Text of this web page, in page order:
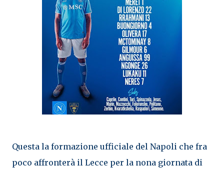
Questa la formazione ufficiale del Napoli che fra
poco affronterà il Lecce per la nona giornata di